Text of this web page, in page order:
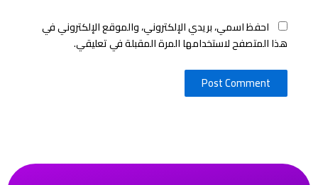
احفظ اسمي، بريدي الإلكتروني، والموقع الإلكتروني في
هذا المتصفح لاستخدامها المرة المقبلة في تعليقي.